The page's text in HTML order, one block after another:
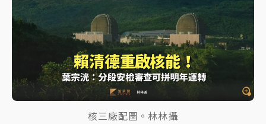
旅局回應了
中信慈善基金會想增加董事人數！辜仲諒向法院聲請遭
駁 理由曝光
故宮《龍藏經》特展第2檔！今線上預約開賣一度塞車
周六起展出延長至晚上7時
核三廠配圖。林林攝